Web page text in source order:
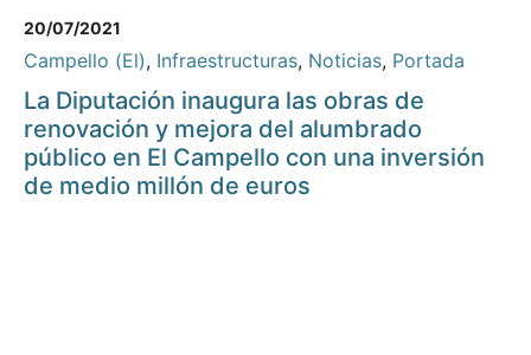
20/07/2021
Campello (El), Infraestructuras, Noticias, Portada
La Diputación inaugura las obras de
renovación y mejora del alumbrado
público en El Campello con una inversión
de medio millón de euros